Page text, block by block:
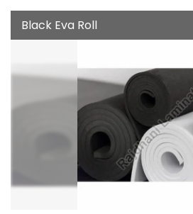
Black Eva Roll